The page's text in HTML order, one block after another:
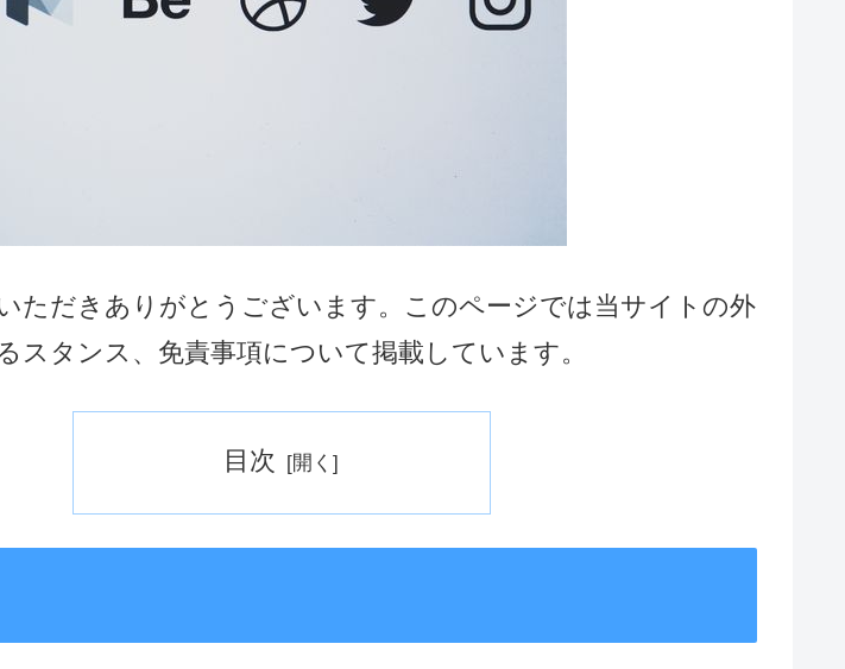
ただきありがとうございます。このページでは当サイトの外
スタンス、免責事項について掲載しています。
目次